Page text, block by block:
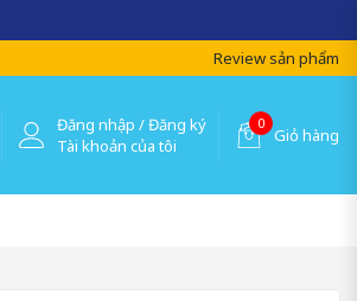
Review sản phẩm
Đăng nhập / Đăng ký
Tài khoản của tôi
0
Giỏ hàng